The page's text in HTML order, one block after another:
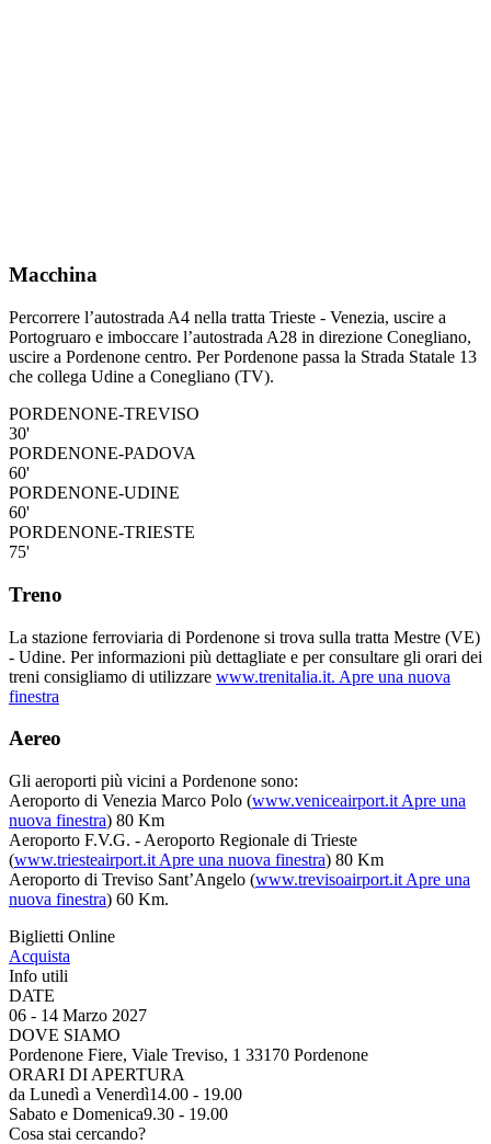
Macchina
Percorrere l’autostrada A4 nella tratta Trieste - Venezia, uscire a
Portogruaro e imboccare l’autostrada A28 in direzione Conegliano,
uscire a Pordenone centro. Per Pordenone passa la Strada Statale 13
che collega Udine a Conegliano (TV).
PORDENONE-TREVISO
30'
PORDENONE-PADOVA
60'
PORDENONE-UDINE
60'
PORDENONE-TRIESTE
75'
Treno
La stazione ferroviaria di Pordenone si trova sulla tratta Mestre (VE)
- Udine. Per informazioni più dettagliate e per consultare gli orari dei
treni consigliamo di utilizzare www.trenitalia.it. Apre una nuova
finestra
Aereo
Gli aeroporti più vicini a Pordenone sono:
Aeroporto di Venezia Marco Polo (www.veniceairport.it Apre una
nuova finestra) 80 Km
Aeroporto F.V.G. - Aeroporto Regionale di Trieste
(www.triesteairport.it Apre una nuova finestra) 80 Km
Aeroporto di Treviso Sant’Angelo (www.trevisoairport.it Apre una
nuova finestra) 60 Km.
Biglietti Online
Acquista
Info utili
DATE
06 - 14 Marzo 2027
DOVE SIAMO
Pordenone Fiere, Viale Treviso, 1 33170 Pordenone
ORARI DI APERTURA
da Lunedì a Venerdì14.00 - 19.00
Sabato e Domenica9.30 - 19.00
Cosa stai cercando?